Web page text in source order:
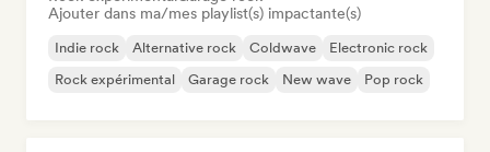
Ajouter dans ma/mes playlist(s) impactante(s)
Indie rock Alternative rock Coldwave
Electronic rock
Rock expérimental
Garage rock New wave Pop rock